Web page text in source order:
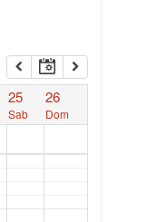
25
Sab
26
Dom